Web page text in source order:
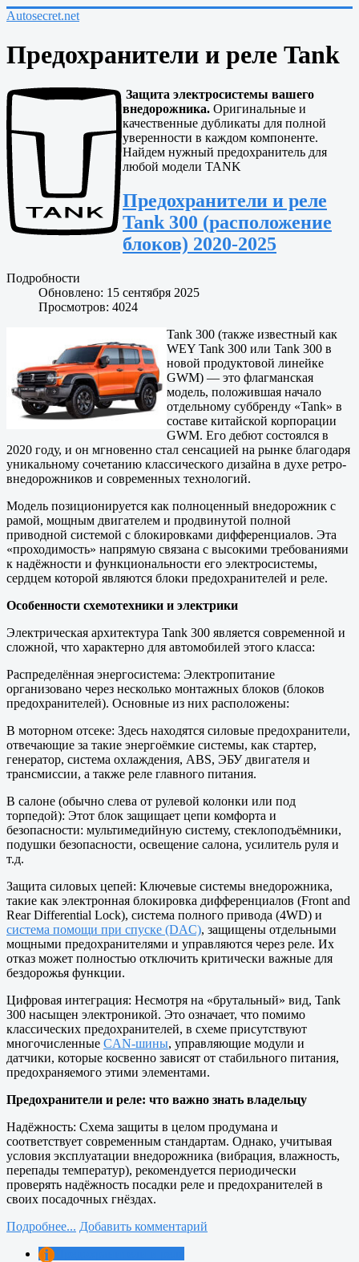
Autosecret.net
Предохранители и реле Tank
Защита электросистемы вашего
внедорожника. Оригинальные и
качественные дубликаты для полной
уверенности в каждом компоненте.
Найдем нужный предохранитель для
любой модели TANK
Предохранители и реле
Tank 300 (расположение
блоков) 2020-2025
Подробности
Обновлено: 15 сентября 2025
Просмотров: 4024
Tank 300 (также известный как
WEY Tank 300 или Tank 300 в
новой продуктовой линейке
GWM) — это флагманская
модель, положившая начало
отдельному суббренду «Tank» в
составе китайской корпорации
GWM. Его дебют состоялся в
2020 году, и он мгновенно стал сенсацией на рынке благодаря
уникальному сочетанию классического дизайна в духе ретро-
внедорожников и современных технологий.
Модель позиционируется как полноценный внедорожник с
рамой, мощным двигателем и продвинутой полной
приводной системой с блокировками дифференциалов. Эта
«проходимость» напрямую связана с высокими требованиями
к надёжности и функциональности его электросистемы,
сердцем которой являются блоки предохранителей и реле.
Особенности схемотехники и электрики
Электрическая архитектура Tank 300 является современной и
сложной, что характерно для автомобилей этого класса:
Распределённая энергосистема: Электропитание
организовано через несколько монтажных блоков (блоков
предохранителей). Основные из них расположены:
В моторном отсеке: Здесь находятся силовые предохранители,
отвечающие за такие энергоёмкие системы, как стартер,
генератор, система охлаждения, ABS, ЭБУ двигателя и
трансмиссии, а также реле главного питания.
В салоне (обычно слева от рулевой колонки или под
торпедой): Этот блок защищает цепи комфорта и
безопасности: мультимедийную систему, стеклоподъёмники,
подушки безопасности, освещение салона, усилитель руля и
т.д.
Защита силовых цепей: Ключевые системы внедорожника,
такие как электронная блокировка дифференциалов (Front and
Rear Differential Lock), система полного привода (4WD) и
система помощи при спуске (DAC), защищены отдельными
мощными предохранителями и управляются через реле. Их
отказ может полностью отключить критически важные для
бездорожья функции.
Цифровая интеграция: Несмотря на «брутальный» вид, Tank
300 насыщен электроникой. Это означает, что помимо
классических предохранителей, в схеме присутствуют
многочисленные CAN-шины, управляющие модули и
датчики, которые косвенно зависят от стабильного питания,
предохраняемого этими элементами.
Предохранители и реле: что важно знать владельцу
Надёжность: Схема защиты в целом продумана и
соответствует современным стандартам. Однако, учитывая
условия эксплуатации внедорожника (вибрация, влажность,
перепады температур), рекомендуется периодически
проверять надёжность посадки реле и предохранителей в
своих посадочных гнёздах.
Подробнее... Добавить комментарий